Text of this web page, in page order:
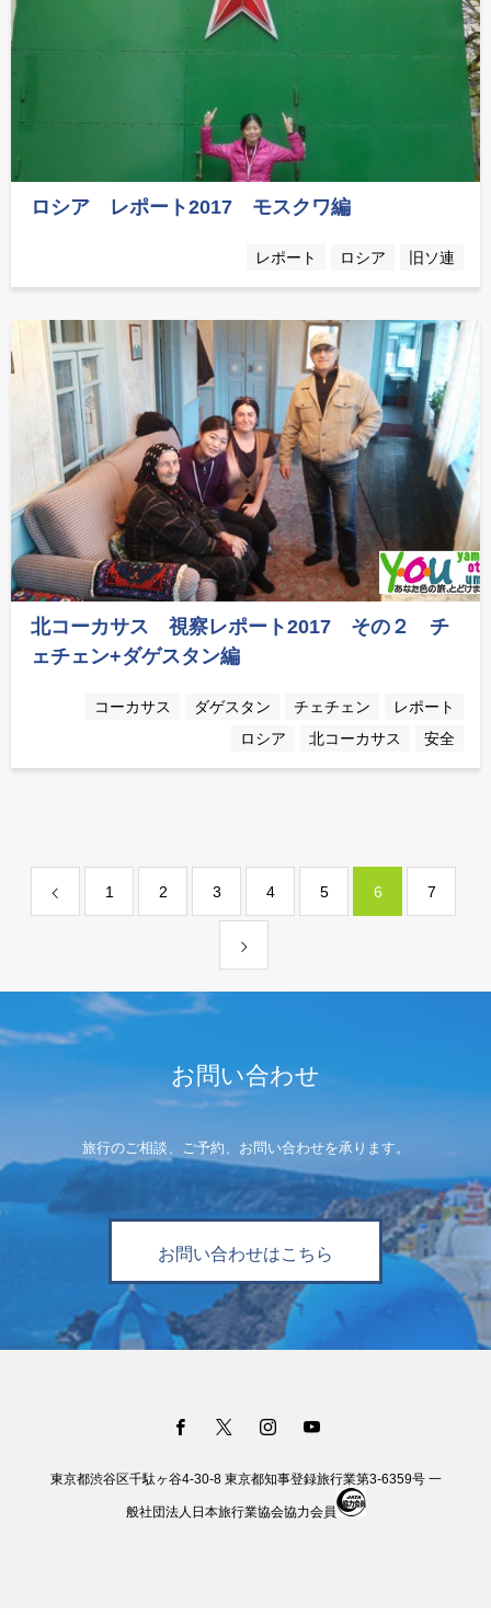
ロシア レポート2017 モスクワ編
レポート ロシア 旧ソ連
北コーカサス 視察レポート2017 その２ チ
ェチェン+ダゲスタン編
コーカサス ダゲスタン チェチェン
レポート
ロシア
北コーカサス 安全
1 2 3 4 5 6 7
お問い合わせ
旅行のご相談、ご予約、お問い合わせを承ります。
お問い合わせはこちら
東京都渋谷区千駄ヶ谷4-30-8 東京都知事登録旅行業第3-6359号 一
般社団法人日本旅行業協会協力会員